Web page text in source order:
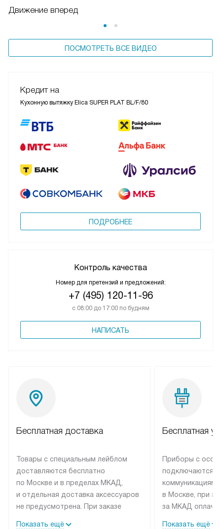
Движение вперед
ПОСМОТРЕТЬ ВСЕ ВИДЕО
Кредит на
Кухонную вытяжку Elica SUPER PLAT BL/F/80
ПОДРОБНЕЕ
Контроль качества
Номер для претензий и предложений:
+7 (495) 120-11-96
с 08:00 до 17:00 по будням
НАПИСАТЬ
Бесплатная доставка
Товары с специальным лейблом
доставляются бесплатно
по Москве и в пределах МКАД,
и отдельная доставка аксессуаров
не предусмотрена. При заказе
Показать ещё
Бесплатная
Приборы с
подключаются к
коммуникациям
в Москве, при
за МКАД
Показать ещё